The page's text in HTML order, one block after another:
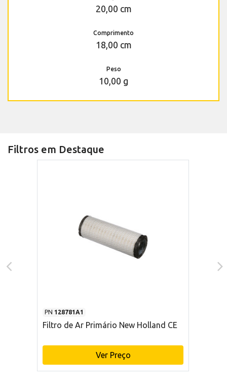
20,00 cm
Comprimento
18,00 cm
Peso
10,00 g
Filtros em Destaque
PN 128781A1
Filtro de Ar Primário New Holland CE
Ver Preço